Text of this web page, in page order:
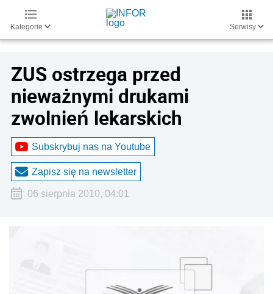
Kategorie Serwisy
ZUS ostrzega przed
nieważnymi drukami
zwolnień lekarskich
Subskrybuj nas na Youtube
Zapisz się na newsletter
06 sierpnia 2010, 04:01